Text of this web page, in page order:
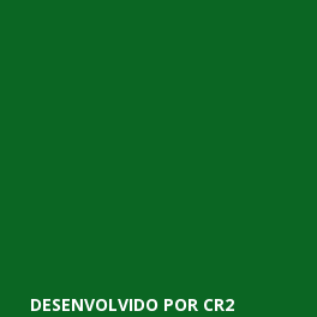
DESENVOLVIDO POR CR2